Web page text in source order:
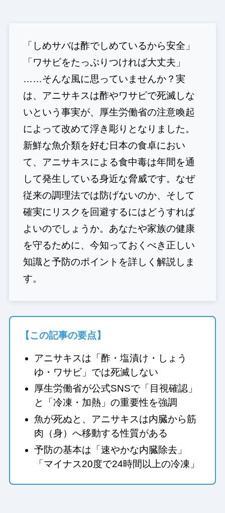
「しめサバは酢でしめているから安全」
「ワサビをたっぷりつければ大丈夫」
……そんな風に思っていませんか？実
は、アニサキスは酢やワサビで死滅しな
いという事実が、厚生労働省の注意喚起
によって改めて浮き彫りとなりました。
新鮮な魚介類を好む日本の食卓におい
て、アニサキスによる食中毒は年間を通
して発生している身近な脅威です。なぜ
従来の調理法では防げないのか、そして
確実にリスクを回避するにはどうすれば
よいのでしょうか。あなたや家族の健康
を守るために、今知っておくべき正しい
知識と予防のポイントを詳しく解説しま
す。
【この記事の要点】
アニサキスは「酢・塩漬け・しょう
ゆ・ワサビ」では死滅しない
厚生労働省が公式SNSで「目視確認」
と「冷凍・加熱」の重要性を強調
魚が死ぬと、アニサキスは内臓から筋
肉（身）へ移動する性質がある
予防の基本は「速やかな内臓除去」
「マイナス20度で24時間以上の冷凍」